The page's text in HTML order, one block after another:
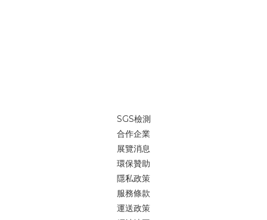
SGS檢測
合作企業
展覽消息
環保贊助
隱私政策
服務條款
運送政策